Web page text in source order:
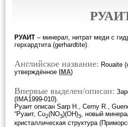
РУАИТ – минерал, нитрат меди с
герхардтита (gerhardtite).
Английское название: Rouaite
утверждённое
IMA)
Впервые выделен/описан:
(IMA1999-010).
Руаит описан Sarp H., Cerny R.,
“Руаит, Cu2(NO3)(OH)3, новый
кристаллическая структура